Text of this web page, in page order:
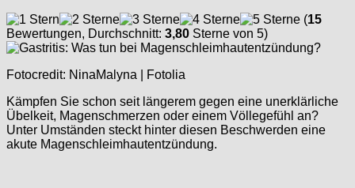
(15
Bewertungen, Durchschnitt: 3,80 Sterne von 5)
Fotocredit: NinaMalyna | Fotolia
Kämpfen Sie schon seit längerem gegen eine unerklärliche
Übelkeit, Magenschmerzen oder einem Völlegefühl an?
Unter Umständen steckt hinter diesen Beschwerden eine
akute Magenschleimhautentzündung.